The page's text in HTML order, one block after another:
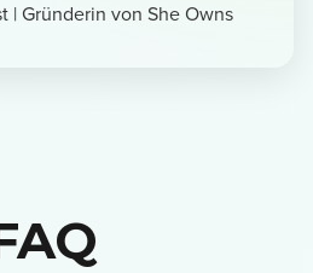
| Gründerin von She Owns